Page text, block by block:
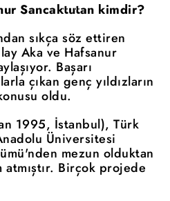
Sancaktutan kimdir?
sıkça söz ettiren
Aka ve Hafsanur
Başarı
çıkan genç yıldızların
oldu.
1995, İstanbul), Türk
Üniversitesi
mezun olduktan
atmıştır. Birçok projede